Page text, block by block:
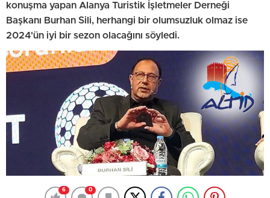
konuşma yapan Alanya Turistik İşletmeler Derneği
Başkanı Burhan Sili, herhangi bir olumsuzluk olmaz ise
2024'ün iyi bir sezon olacağını söyledi.
6 0